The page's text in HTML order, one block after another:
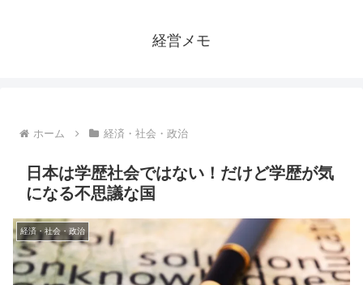
経営メモ
ホーム 経済・社会・政治
日本は学歴社会ではない！だけど学歴が気
になる不思議な国
経済・社会・政治